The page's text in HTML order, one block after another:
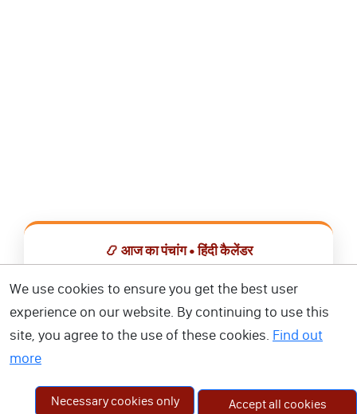
📿 आज का पंचांग • हिंदी कैलेंडर
📅 हिंदी कैलेंडर ऐप डाउनलोड करें
We use cookies to ensure you get the best user
experience on our website. By continuing to use this
site, you agree to the use of these cookies. Find out
more
Necessary cookies only Accept all cookies